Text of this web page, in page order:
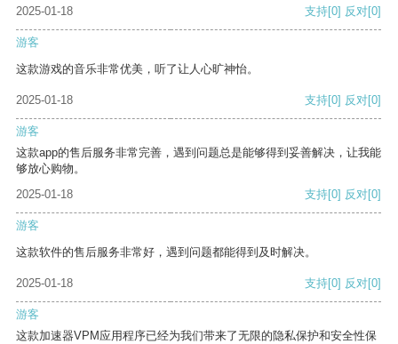
2025-01-18
支持[0] 反对[0]
游客
这款游戏的音乐非常优美，听了让人心旷神怡。
2025-01-18 支持[0] 反对[0]
游客
这款app的售后服务非常完善，遇到问题总是能够得到妥善解决，让我能
够放心购物。
2025-01-18
支持[0] 反对[0]
游客
这款软件的售后服务非常好，遇到问题都能得到及时解决。
2025-01-18 支持[0] 反对[0]
游客
这款加速器VPM应用程序已经为我们带来了无限的隐私保护和安全性保